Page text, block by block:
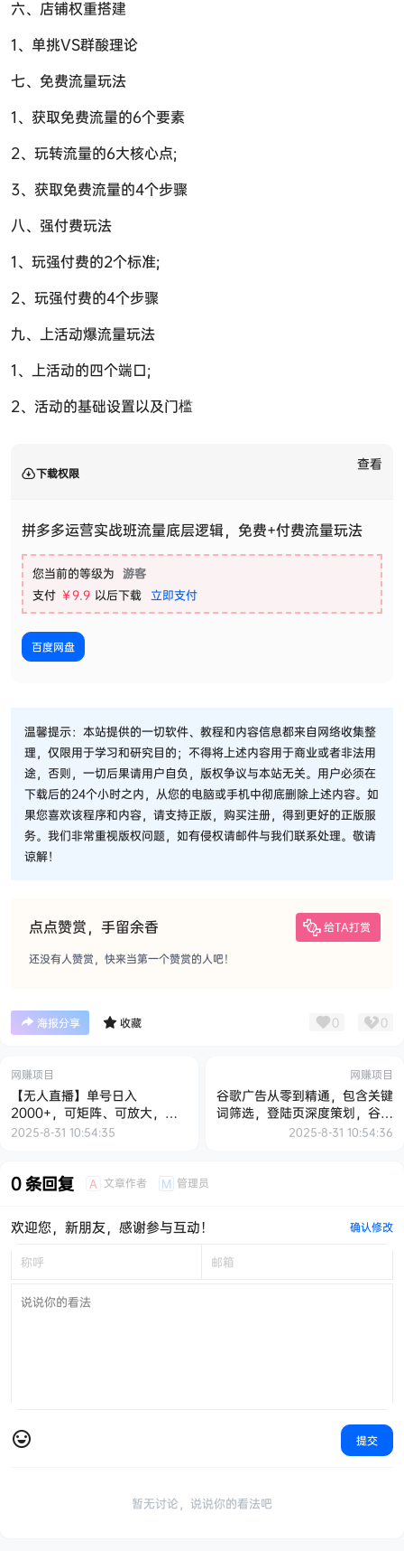
六、店铺权重搭建
1、单挑VS群酸理论
七、免费流量玩法
1、获取免费流量的6个要素
2、玩转流量的6大核心点;
3、获取免费流量的4个步骤
八、强付费玩法
1、玩强付费的2个标准;
2、玩强付费的4个步骤
九、上活动爆流量玩法
1、上活动的四个端口;
2、活动的基础设置以及门槛
下载权限
查看
拼多多运营实战班流量底层逻辑，免费+付费流量玩法
您当前的等级为 游客
支付 ￥9.9 以后下载 立即支付
百度网盘
温馨提示：本站提供的一切软件、教程和内容信息都来自网络收集整
理，仅限用于学习和研究目的；不得将上述内容用于商业或者非法用
途，否则，一切后果请用户自负，版权争议与本站无关。用户必须在
下载后的24个小时之内，从您的电脑或手机中彻底删除上述内容。如
果您喜欢该程序和内容，请支持正版，购买注册，得到更好的正版服
务。我们非常重视版权问题，如有侵权请邮件与我们联系处理。敬请
谅解！
点点赞赏，手留余香 给TA打赏
还没有人赞赏，快来当第一个赞赏的人吧！
海报分享 收藏 0 0
网赚项目
【无人直播】单号日入
2000+，可矩阵、可放大，快
手无人直播小铃铛，让狂赚的感
2025-8-31 10:54:35
网赚项目
谷歌广告从零到精通，包含关键
词筛选，登陆页深度策划，谷歌
后台详细解读等
2025-8-31 10:54:36
0 条回复 A 文章作者 M 管理员
欢迎您，新朋友，感谢参与互动！ 确认修改
提交
暂无讨论，说说你的看法吧